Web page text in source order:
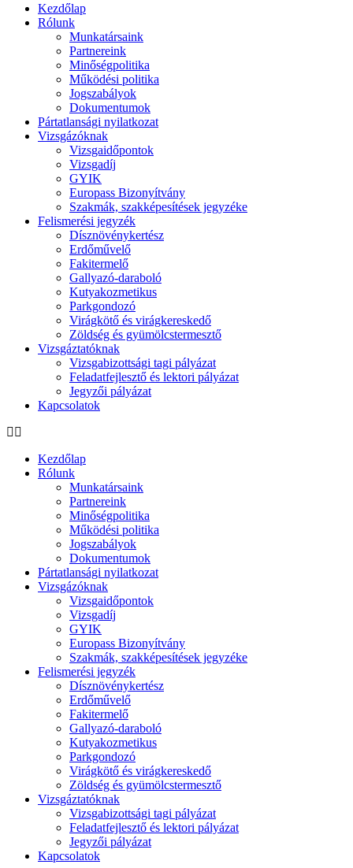
Kezdőlap
Rólunk
Munkatársaink
Partnereink
Minőségpolitika
Működési politika
Jogszabályok
Dokumentumok
Pártatlansági nyilatkozat
Vizsgázóknak
Vizsgaidőpontok
Vizsgadíj
GYIK
Europass Bizonyítvány
Szakmák, szakképesítések jegyzéke
Felismerési jegyzék
Dísznövénykertész
Erdőművelő
Fakitermelő
Gallyazó-daraboló
Kutyakozmetikus
Parkgondozó
Virágkötő és virágkereskedő
Zöldség és gyümölcstermesztő
Vizsgáztatóknak
Vizsgabizottsági tagi pályázat
Feladatfejlesztő és lektori pályázat
Jegyzői pályázat
Kapcsolatok
Kezdőlap
Rólunk
Munkatársaink
Partnereink
Minőségpolitika
Működési politika
Jogszabályok
Dokumentumok
Pártatlansági nyilatkozat
Vizsgázóknak
Vizsgaidőpontok
Vizsgadíj
GYIK
Europass Bizonyítvány
Szakmák, szakképesítések jegyzéke
Felismerési jegyzék
Dísznövénykertész
Erdőművelő
Fakitermelő
Gallyazó-daraboló
Kutyakozmetikus
Parkgondozó
Virágkötő és virágkereskedő
Zöldség és gyümölcstermesztő
Vizsgáztatóknak
Vizsgabizottsági tagi pályázat
Feladatfejlesztő és lektori pályázat
Jegyzői pályázat
Kapcsolatok